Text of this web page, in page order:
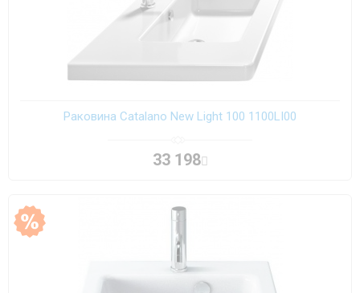
Раковина Catalano New Light 100 1100LI00
33 198